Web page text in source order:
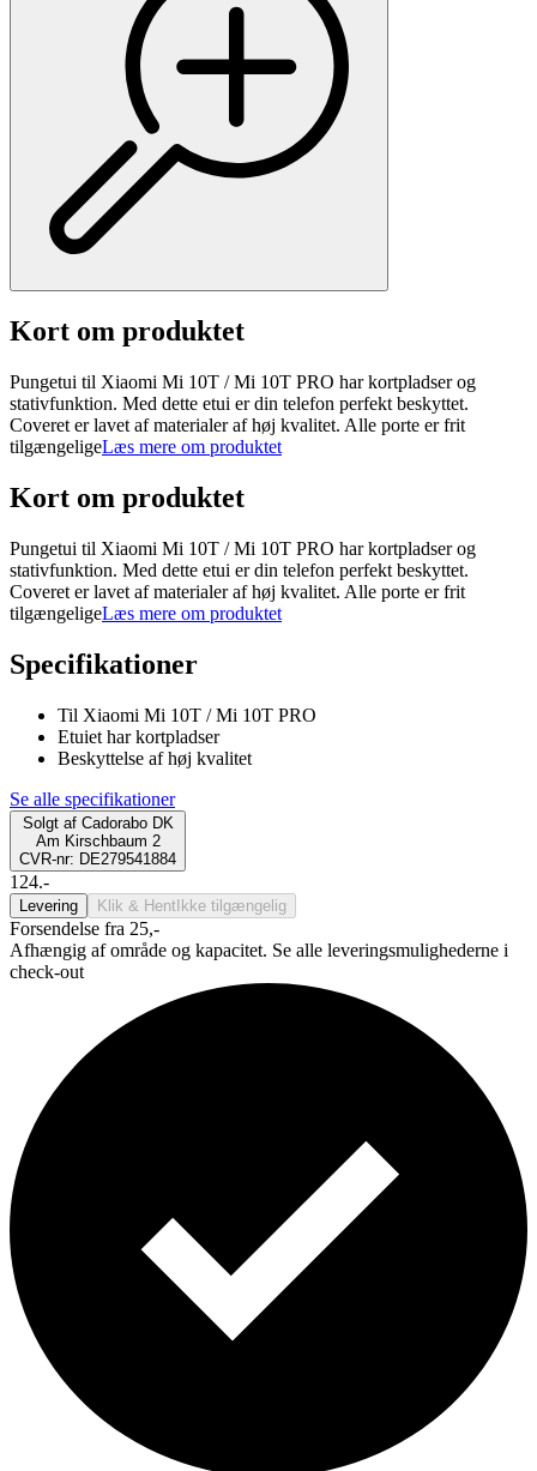
Kort om produktet
Pungetui til Xiaomi Mi 10T / Mi 10T PRO har kortpladser og
stativfunktion. Med dette etui er din telefon perfekt beskyttet.
Coveret er lavet af materialer af høj kvalitet. Alle porte er frit
tilgængeligeLæs mere om produktet
Kort om produktet
Pungetui til Xiaomi Mi 10T / Mi 10T PRO har kortpladser og
stativfunktion. Med dette etui er din telefon perfekt beskyttet.
Coveret er lavet af materialer af høj kvalitet. Alle porte er frit
tilgængeligeLæs mere om produktet
Specifikationer
Til Xiaomi Mi 10T / Mi 10T PRO
Etuiet har kortpladser
Beskyttelse af høj kvalitet
Se alle specifikationer
Solgt af Cadorabo DK
Am Kirschbaum 2
CVR-nr: DE279541884
124.-
Levering Klik & Hent Ikke tilgængelig
Forsendelse fra 25,-
Afhængig af område og kapacitet. Se alle leveringsmulighederne i
check-out